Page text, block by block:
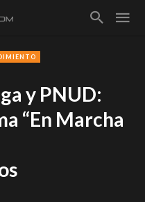
y PNUD:
“En Marcha